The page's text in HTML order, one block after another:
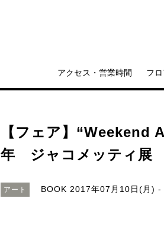
アクセス・営業時間 フ
【フェア】
年 ジャコメッティ展
アート BOOK 2017年07月10日(月) -